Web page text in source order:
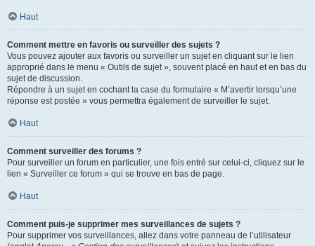
Haut
Comment mettre en favoris ou surveiller des sujets ?
Vous pouvez ajouter aux favoris ou surveiller un sujet en cliquant sur le lien
approprié dans le menu « Outils de sujet », souvent placé en haut et en bas du
sujet de discussion.
Répondre à un sujet en cochant la case du formulaire « M’avertir lorsqu’une
réponse est postée » vous permettra également de surveiller le sujet.
Haut
Comment surveiller des forums ?
Pour surveiller un forum en particulier, une fois entré sur celui-ci, cliquez sur le
lien « Surveiller ce forum » qui se trouve en bas de page.
Haut
Comment puis-je supprimer mes surveillances de sujets ?
Pour supprimer vos surveillances, allez dans votre panneau de l’utilisateur